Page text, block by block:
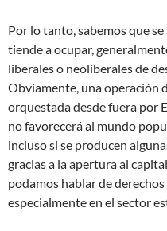
Por lo tanto, sabemos que
tiende a ocupar,
liberales o neoliberales de
Obviamente, una operación
orquestada desde fuera por
no favorecerá al mundo
incluso si se producen
gracias a la apertura al
podamos hablar de
especialmente en el sector